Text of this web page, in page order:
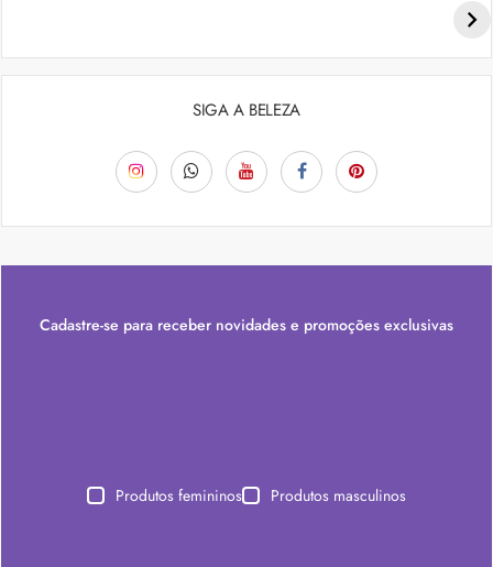
SIGA A BELEZA
Cadastre-se para receber novidades e promoções exclusivas
Produtos femininos Produtos masculinos